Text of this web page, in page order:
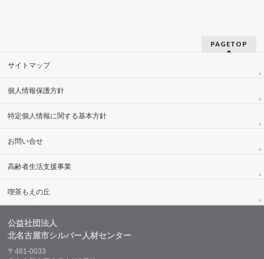
PAGETOP
サイトマップ
個人情報保護方針
特定個人情報に関する基本方針
お問い合せ
高齢者生活支援事業
喫茶もえの丘
公益社団法人
北名古屋市シルバー人材センター
〒481-0033